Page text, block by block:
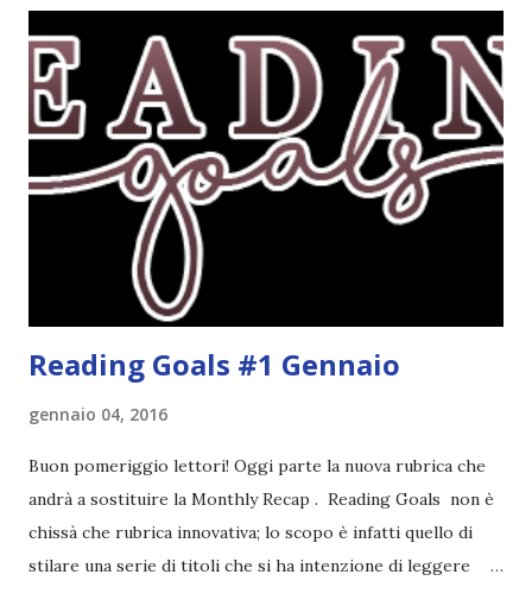
riguarda i suoi romanzi thriller. Per il momento sono
troppo fissata con questo genere ma ho letto pochi libri
thriller e vorrei davvero iniziarne qualcuno. Attraverso il
fuoco - Josephine Angeline \\ 19 settembre. Qualsiasi
libro cita anche soltanto "Salem" deve essere
assolutamente mio. Sono affascinata dalla storia delle
streghe di Salem e se oltre alle streghe aggiungiamo
mondi paralleli e gemelle malefiche, la mia curiosità monta
Reading Goals #1 Gennaio
gennaio 04, 2016
Buon pomeriggio lettori! Oggi parte la nuova rubrica che
andrà a sostituire la Monthly Recap . Reading Goals non è
chissà che rubrica innovativa; lo scopo è infatti quello di
stilare una serie di titoli che si ha intenzione di leggere